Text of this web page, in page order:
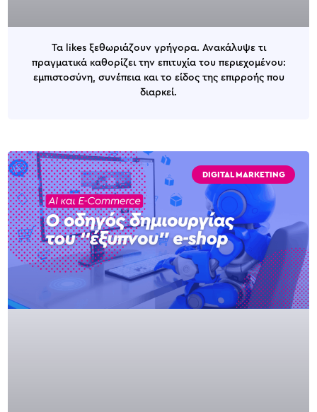
Τα likes ξεθωριάζουν γρήγορα. Ανακάλυψε τι
πραγματικά καθορίζει την επιτυχία του περιεχομένου:
εμπιστοσύνη, συνέπεια και το είδος της επιρροής που
διαρκεί.
DIGITAL MARKETING